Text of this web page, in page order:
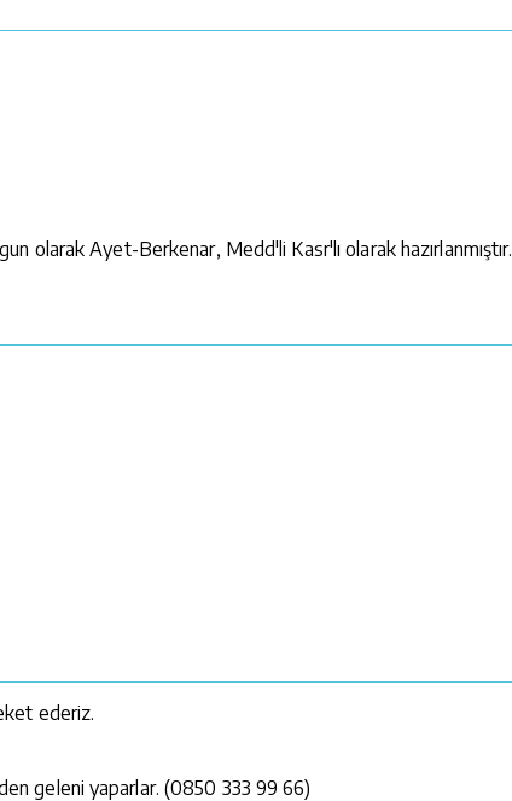
olarak Ayet-Berkenar, Medd'li Kasr'lı olarak hazırlanmıştır.
ederiz.
geleni yaparlar. (0850 333 99 66)